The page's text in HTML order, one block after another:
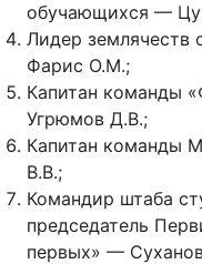
обучающихся —
Лидер землячеств
Фарис О.М.;
Капитан команды
Угрюмов Д.В.;
Капитан команды
В.В.;
Командир штаба
председатель
первых» —